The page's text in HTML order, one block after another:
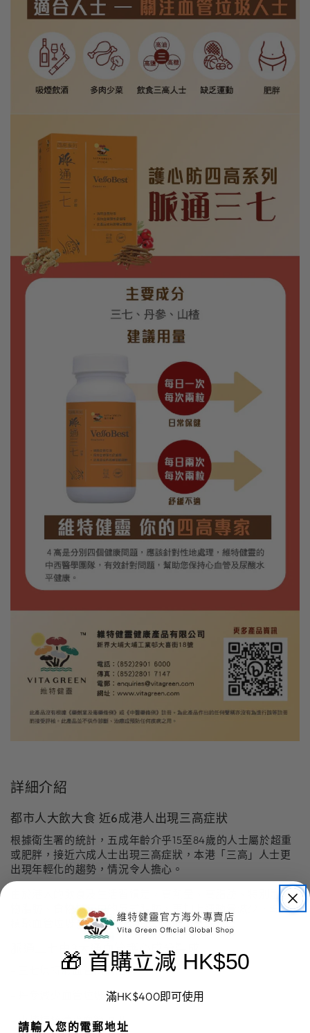
詳細介紹
都市人大飲大食 近6成港人出現三高症狀
根據衛生署的統計，五成年齡介乎15至84歲的人士屬於超重
或肥胖，接近六成人士出現三高症狀，本港「三高」人士更
出現年輕化的趨勢，情況令人擔心。
由於港人的飲食及生活習慣差，高熱量、高脂肪、特別是動
物脂肪、食物加工中的反式脂肪，再加上運動量減少，導致
積聚血管垃圾，三高問題明顯地不斷上升。
脈通三七由3大通血管護心成分製成
- 三七保持心血管暢無阻
- 丹參減少血管垃圾積聚
- 山楂持續清除血管垃圾
🎁 首購立減 HK$50
滿HK$400即可使用
請輸入您的電郵地址